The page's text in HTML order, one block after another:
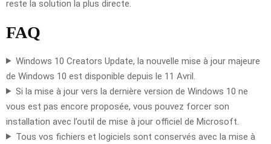
reste la solution la plus directe.
FAQ
Windows 10 Creators Update, la nouvelle mise à jour majeure
de Windows 10 est disponible depuis le 11 Avril.
Si la mise à jour vers la dernière version de Windows 10 ne
vous est pas encore proposée, vous pouvez forcer son
installation avec l’outil de mise à jour officiel de Microsoft.
Tous vos fichiers et logiciels sont conservés avec la mise à